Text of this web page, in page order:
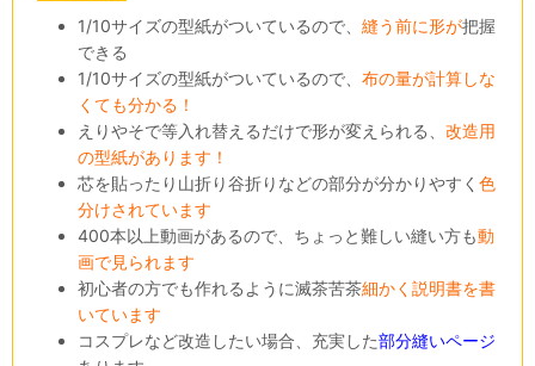
1/10サイズの型紙がついているので、縫う前に形が把握
できる
1/10サイズの型紙がついているので、布の量が計算しな
くても分かる！
えりやそで等入れ替えるだけで形が変えられる、改造用
の型紙があります！
芯を貼ったり山折り谷折りなどの部分が分かりやすく色
分けされています
400本以上動画があるので、ちょっと難しい縫い方も動
画で見られます
初心者の方でも作れるように滅茶苦茶細かく説明書を書
いています
コスプレなど改造したい場合、充実した部分縫いページ